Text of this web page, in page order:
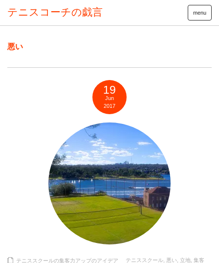
テニスコーチの戯言 menu
悪い
19
Jun
2017
テニススクールの集客力アップのアイデア テニススクール 悪い 立地 集客